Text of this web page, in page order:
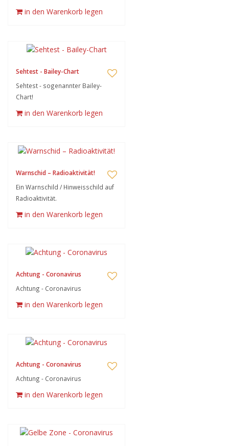
in den Warenkorb legen
Sehtest - Bailey-Chart
Sehtest - sogenannter Bailey-
Chart!
in den Warenkorb legen
Warnschid – Radioaktivität!
Ein Warnschild / Hinweisschild auf
Radioaktivität.
in den Warenkorb legen
Achtung - Coronavirus
Achtung - Coronavirus
in den Warenkorb legen
Achtung - Coronavirus
Achtung - Coronavirus
in den Warenkorb legen